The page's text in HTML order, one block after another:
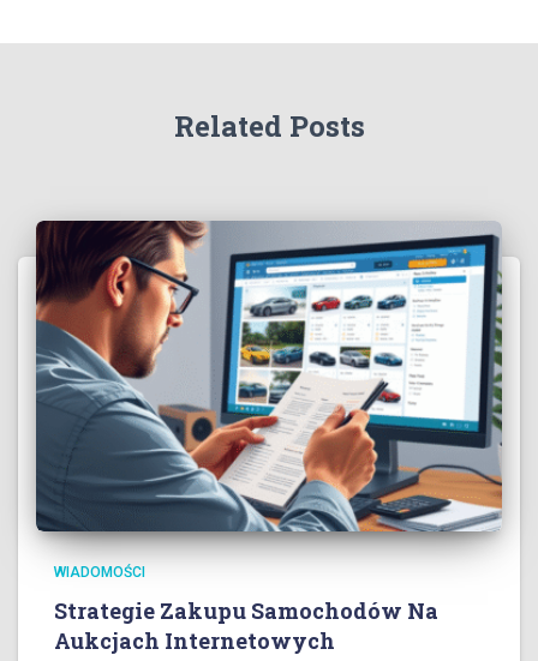
Related Posts
WIADOMOŚCI
Strategie Zakupu Samochodów Na
Aukcjach Internetowych